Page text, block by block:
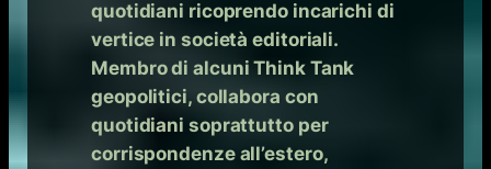
quotidiani ricoprendo incarichi di
vertice in società editoriali.
Membro di alcuni Think Tank
geopolitici, collabora con
quotidiani soprattutto per
corrispondenze all’estero,